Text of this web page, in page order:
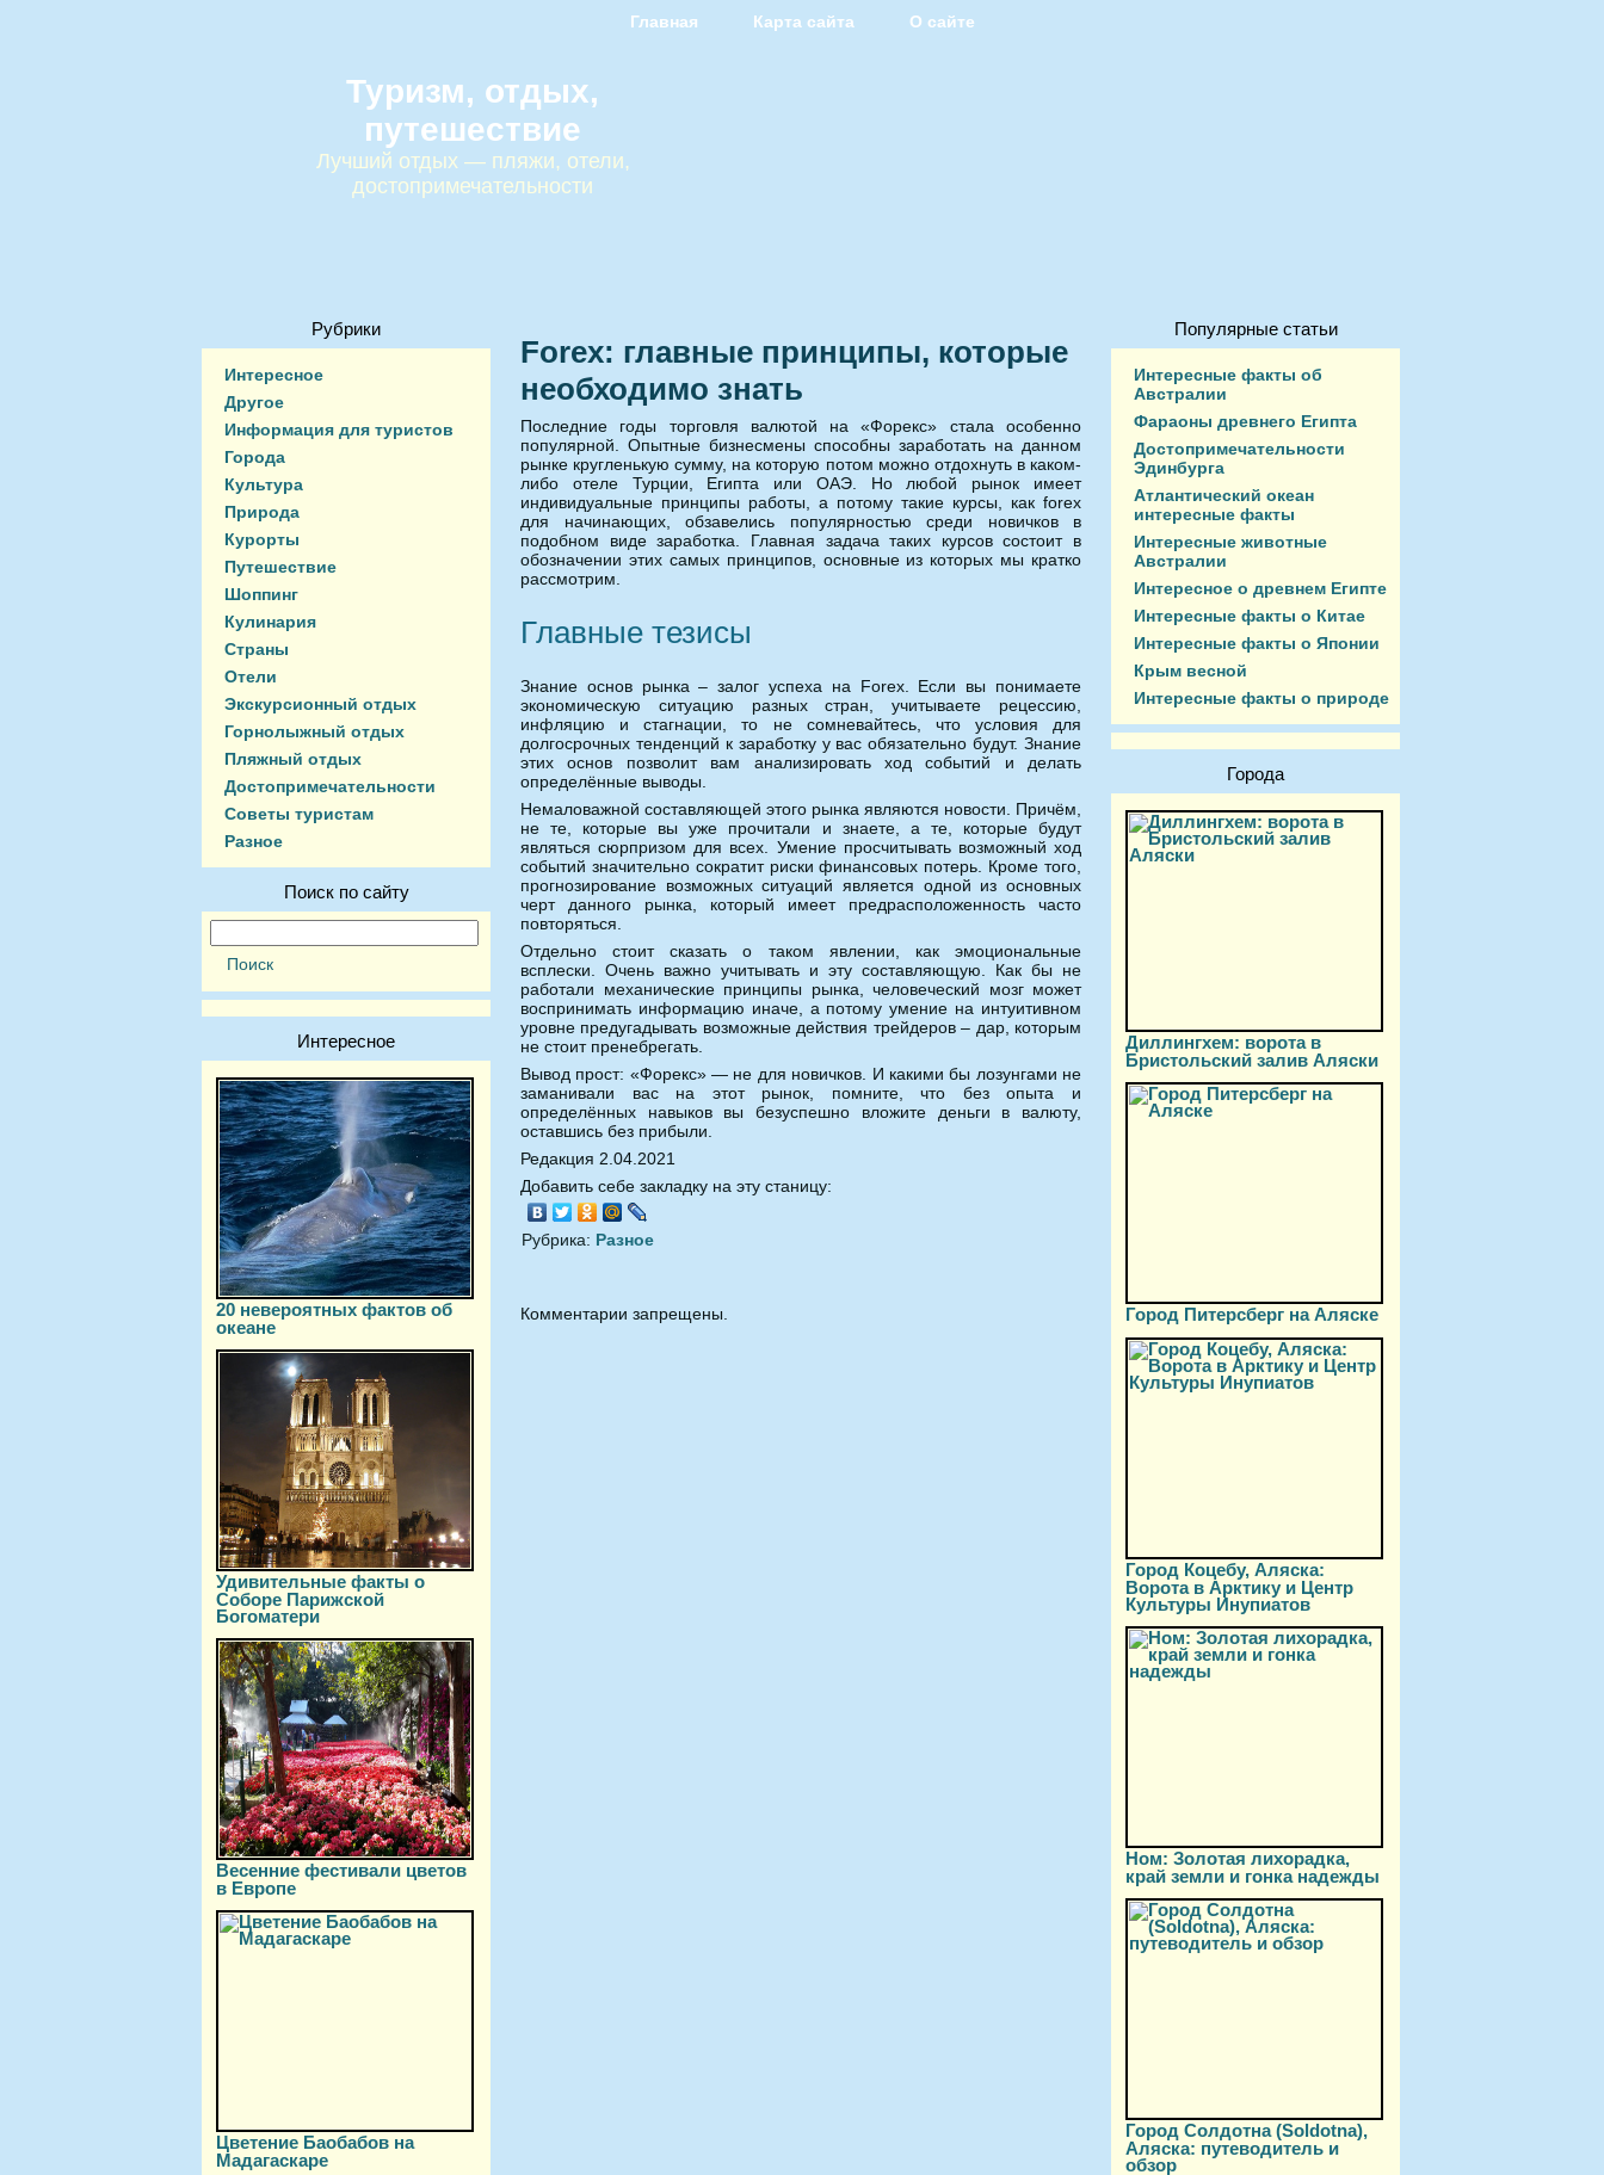
Главная Карта сайта О сайте
Туризм, отдых,
путешествие
Лучший отдых — пляжи, отели,
достопримечательности
Рубрики
Интересное
Другое
Информация для туристов
Города
Культура
Природа
Курорты
Путешествие
Шоппинг
Кулинария
Страны
Отели
Экскурсионный отдых
Горнолыжный отдых
Пляжный отдых
Достопримечательности
Советы туристам
Разное
Поиск по сайту
Интересное
20 невероятных фактов об
океане
Удивительные факты о
Соборе Парижской
Богоматери
Весенние фестивали цветов
в Европе
Цветение Баобабов на
Мадагаскаре
Forex: главные принципы, которые
необходимо знать
Последние годы торговля валютой на «Форекс» стала особенно
популярной. Опытные бизнесмены способны заработать на данном
рынке кругленькую сумму, на которую потом можно отдохнуть в каком-
либо отеле Турции, Египта или ОАЭ. Но любой рынок имеет
индивидуальные принципы работы, а потому такие курсы, как forex
для начинающих, обзавелись популярностью среди новичков в
подобном виде заработка. Главная задача таких курсов состоит в
обозначении этих самых принципов, основные из которых мы кратко
рассмотрим.
Главные тезисы
Знание основ рынка – залог успеха на Forex. Если вы понимаете
экономическую ситуацию разных стран, учитываете рецессию,
инфляцию и стагнации, то не сомневайтесь, что условия для
долгосрочных тенденций к заработку у вас обязательно будут. Знание
этих основ позволит вам анализировать ход событий и делать
определённые выводы.
Немаловажной составляющей этого рынка являются новости. Причём,
не те, которые вы уже прочитали и знаете, а те, которые будут
являться сюрпризом для всех. Умение просчитывать возможный ход
событий значительно сократит риски финансовых потерь. Кроме того,
прогнозирование возможных ситуаций является одной из основных
черт данного рынка, который имеет предрасположенность часто
повторяться.
Отдельно стоит сказать о таком явлении, как эмоциональные
всплески. Очень важно учитывать и эту составляющую. Как бы не
работали механические принципы рынка, человеческий мозг может
воспринимать информацию иначе, а потому умение на интуитивном
уровне предугадывать возможные действия трейдеров – дар, которым
не стоит пренебрегать.
Вывод прост: «Форекс» — не для новичков. И какими бы лозунгами не
заманивали вас на этот рынок, помните, что без опыта и
определённых навыков вы безуспешно вложите деньги в валюту,
оставшись без прибыли.
Редакция 2.04.2021
Добавить себе закладку на эту станицу:
Рубрика: Разное
Комментарии запрещены.
Популярные статьи
Интересные факты об
Австралии
Фараоны древнего Египта
Достопримечательности
Эдинбурга
Атлантический океан
интересные факты
Интересные животные
Австралии
Интересное о древнем Египте
Интересные факты о Китае
Интересные факты о Японии
Крым весной
Интересные факты о природе
Города
Диллингхем: ворота в
Бристольский залив Аляски
Город Питерсберг на Аляске
Город Коцебу, Аляска:
Ворота в Арктику и Центр
Культуры Инупиатов
Ном: Золотая лихорадка,
край земли и гонка надежды
Город Солдотна (Soldotna),
Аляска: путеводитель и
обзор